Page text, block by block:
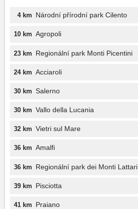
4 km Národní přírodní park Cilento
10 km Agropoli
23 km Regionální park Monti Picentini
24 km Acciaroli
30 km Salerno
30 km Vallo della Lucania
32 km Vietri sul Mare
36 km Amalfi
36 km Regionální park dei Monti Lattari
39 km Pisciotta
41 km Praiano